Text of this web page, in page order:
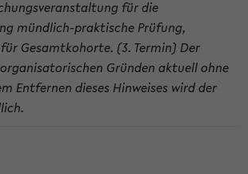
für die
mündlich-praktische Prüfung,
Gesamtkohorte. (3. Termin) Der
Gründen aktuell ohne
Entfernen dieses Hinweises wird der